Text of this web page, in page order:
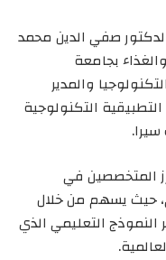
صفي الدين محمد
بجامعة
والمدير
التكنولوجية
المتخصصين في
حيث يسهم من خلال
النموذج التعليمي الذي